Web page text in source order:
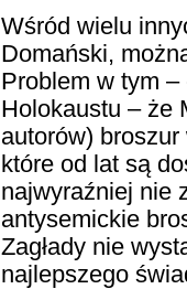
Wśród wielu
Domański,
Problem w tym
Holokaustu – że
autorów)
które od lat są
najwyraźniej nie
antysemickie
Zagłady nie
najlepszego